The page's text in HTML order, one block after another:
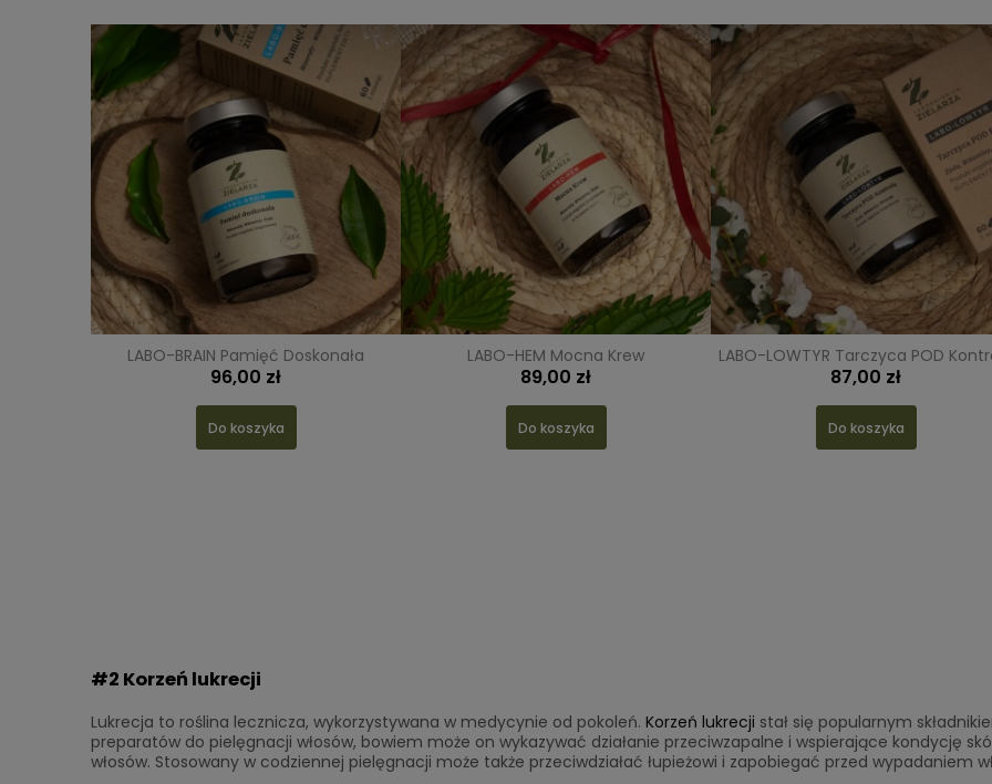
LABO-BRAIN Pamięć Doskonała
96,00 zł
Do koszyka
LABO-HEM Mocna Krew
89,00 zł
Do koszyka
LABO-LOWTYR Tarczyca POD
87,00 zł
Do koszyka
#2 Korzeń lukrecji
Lukrecja to roślina lecznicza, wykorzystywana w medycynie od pokoleń. Korzeń lukrecji stał się popularnym
preparatów do pielęgnacji włosów, bowiem może on wykazywać działanie przeciwzapalne i wspierające kondycję
włosów. Stosowany w codziennej pielęgnacji może także przeciwdziałać łupieżowi i zapobiegać przed wypadaniem